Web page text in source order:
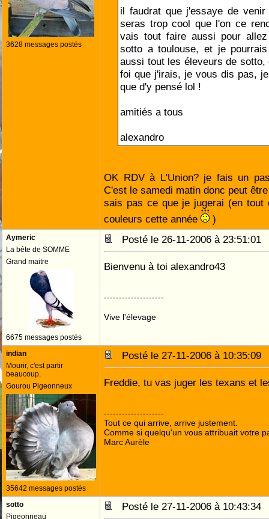
3628 messages postés
il faudrat que j'essaye de
seras trop cool que l'on ce
vais tout faire aussi pour
sotto a toulouse, et je
aussi tout les éleveurs de
foi que j'irais, je vous dis pas,
que d'y pensé lol !
amitiés a tous
alexandro
OK RDV à L'Union? je fais un
C'est le samedi matin donc peut
sais pas ce que je jugerai (en
couleurs cette année
)
Aymeric
La béte de SOMME
Grand maitre
6675 messages postés
Posté le 26-11-2006 à
Bienvenu à toi alexandro43
--------------------
Vive l'élevage
indian
Mourir, c'est partir
beaucoup.
Gourou Pigeonneux
35642 messages postés
Posté le 27-11-2006 à
Freddie, tu vas juger les texans et
--------------------
Tout ce qui arrive, arrive justement.
Comme si quelqu'un vous attribuait votre
Marc Aurèle
sotto
Pigeonneau
Posté le 27-11-2006 à